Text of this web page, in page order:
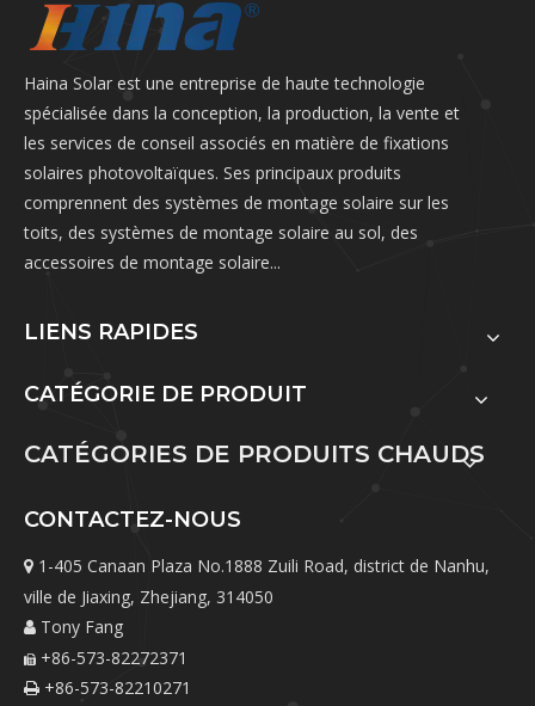
Haina Solar est une entreprise de haute technologie
spécialisée dans la conception, la production, la vente et
les services de conseil associés en matière de fixations
solaires photovoltaïques. Ses principaux produits
comprennent des systèmes de montage solaire sur les
toits, des systèmes de montage solaire au sol, des
accessoires de montage solaire...
LIENS RAPIDES
CATÉGORIE DE PRODUIT
CATÉGORIES DE PRODUITS CHAUDS
CONTACTEZ-NOUS
 1-405 Canaan Plaza No.1888 Zuili Road, district de Nanhu,
ville de Jiaxing, Zhejiang, 314050
 Tony Fang
 +86-573-82272371
 +86-573-82210271